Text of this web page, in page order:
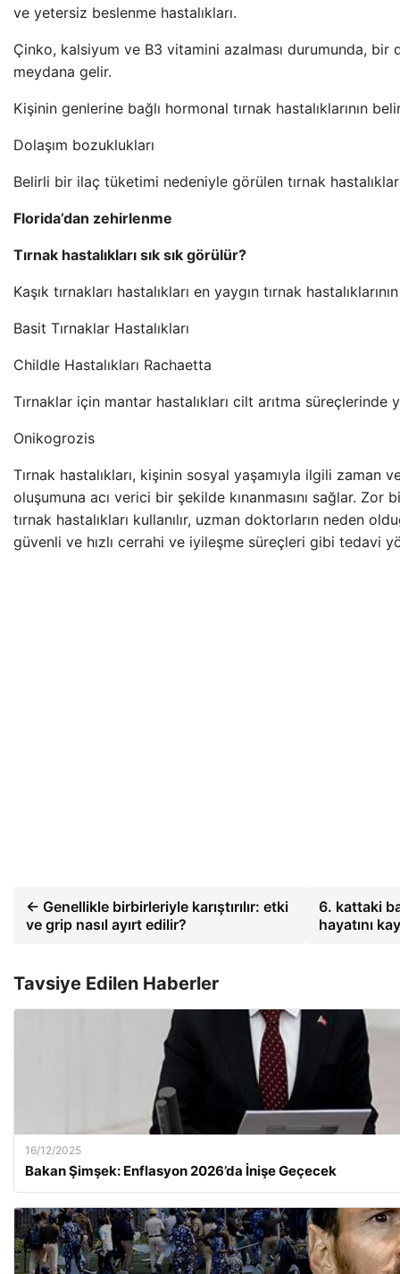
ve yetersiz beslenme hastalıkları.
Çinko, kalsiyum ve B3 vitamini azalması durumunda,
meydana gelir.
Kişinin genlerine bağlı hormonal tırnak hastalıklarının
Dolaşım bozuklukları
Belirli bir ilaç tüketimi nedeniyle görülen tırnak
Florida’dan zehirlenme
Tırnak hastalıkları sık sık görülür?
Kaşık tırnakları hastalıkları en yaygın tırnak
Basit Tırnaklar Hastalıkları
Childle Hastalıkları Rachaetta
Tırnaklar için mantar hastalıkları cilt arıtma süreçlerinde
Onikogrozis
Tırnak hastalıkları, kişinin sosyal yaşamıyla ilgili zaman
oluşumuna acı verici bir şekilde kınanmasını sağlar. Zor
tırnak hastalıkları kullanılır, uzman doktorların neden
güvenli ve hızlı cerrahi ve iyileşme süreçleri gibi tedavi
← Genellikle birbirleriyle karıştırılır: etki
ve grip nasıl ayırt edilir?
6. kattaki
hayatını
Tavsiye Edilen Haberler
16/12/2025
Bakan Şimşek: Enflasyon 2026’da İnişe Geçecek